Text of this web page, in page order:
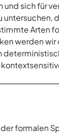
sich für
Arten
werden
formalen